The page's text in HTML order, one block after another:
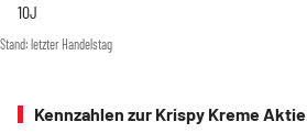
10J
Stand: letzter Handelstag
Kennzahlen zur Krispy Kreme Aktie